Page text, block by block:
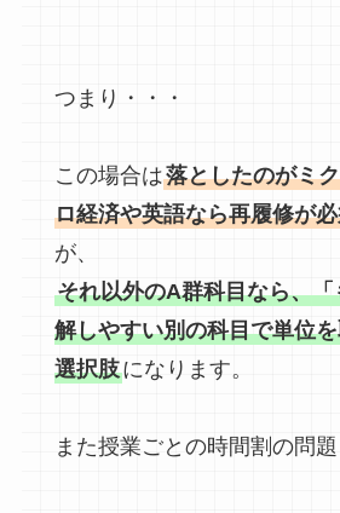
つまり・・・
この場合は落としたのがミ
ロ経済や英語なら再履修が
が、
それ以外のA群科目なら、
解しやすい別の科目で単位
選択肢になります。
また授業ごとの時間割の問題